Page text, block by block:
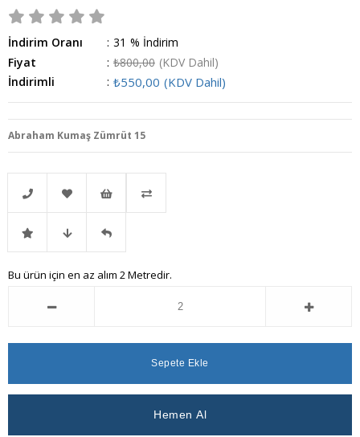
İndirim Oranı : %
31
İndirim
Fiyat
: ₺800,00 (KDV Dahil)
İndirimli
: ₺550,00 (KDV Dahil)
Abraham Kumaş Zümrüt 15
Telefonla
Sipariş
Favorilere
Ekle
İstek
Listeme
İndirimli Fiyat
Ver
Gelince
Bu ürün için en az alım 2 Metredir.